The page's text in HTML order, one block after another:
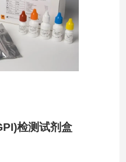
检测试剂盒